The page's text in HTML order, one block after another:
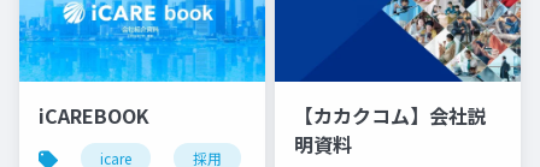
iCAREBOOK
icare 採用 カルチャーデック
【カカクコム】会社説
明資料